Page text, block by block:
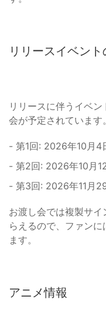
リリースイベント
リリースに伴うイベ
会が予定されていま
- 第1回: 2026年10月4
- 第2回: 2026年10月
- 第3回: 2026年11月
お渡し会では複製サ
らえるので、ファン
ます。
アニメ情報